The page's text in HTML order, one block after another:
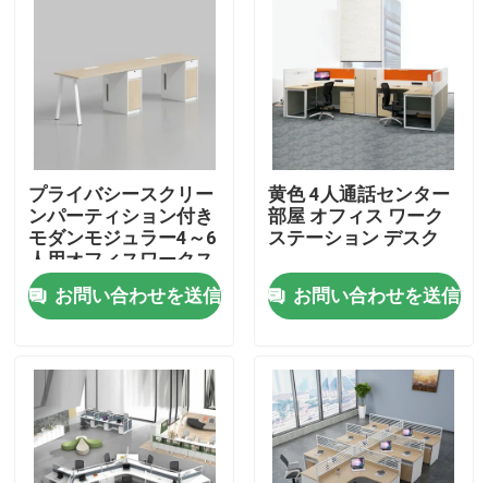
製品
プライバシースクリー
ンパーティション付き
モダンモジュラー4～6
人用オフィスワークス
テーション商業スタッ
フオフィスデスク
お問い合わせを送信
黄色 4人通話センター
部屋 オフィス ワーク
ステーション デスク
お問い合わせを送信